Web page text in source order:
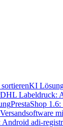
KI
DHL Labeldruck:
PrestaShop
Versandsoftware
Android adi-